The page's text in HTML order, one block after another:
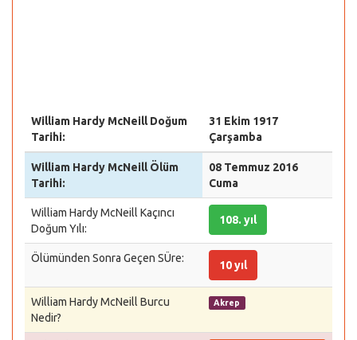
William Hardy McNeill Doğum
Tarihi:
31 Ekim 1917
Çarşamba
William Hardy McNeill Ölüm
Tarihi:
08 Temmuz 2016
Cuma
William Hardy McNeill Kaçıncı
Doğum Yılı:
108. yıl
Ölümünden Sonra Geçen SÜre:
10 yıl
William Hardy McNeill Burcu
Nedir?
Akrep